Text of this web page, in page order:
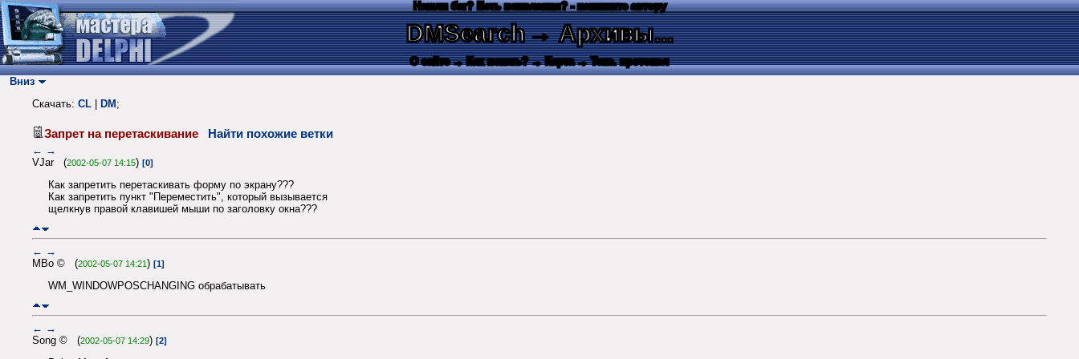
Нашли баг? Есть пожелания? - напишите автору
DMSearch→ Архивы...
О сайте → Как искать? → Карта → Текс. протокол
Вниз
Скачать: CL DM ;
Запрет на перетаскивание Найти похожие ветки
← →
VJar (2002-05-07 14:15) [0]
Как запретить перетаскивать форму по экрану???
Как запретить пункт "Переместить", который вызывается
щелкнув правой клавишей мыши по заголовку окна???
← →
MBo © (2002-05-07 14:21) [1]
WM_WINDOWPOSCHANGING обрабатывать
← →
Song © (2002-05-07 14:29) [2]